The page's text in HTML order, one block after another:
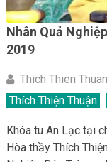
Nhân Quả
2019
Thich Thien Thuan
Thích Thiện Thuận
Khóa tu An Lạc tại
Hòa thầy Thích